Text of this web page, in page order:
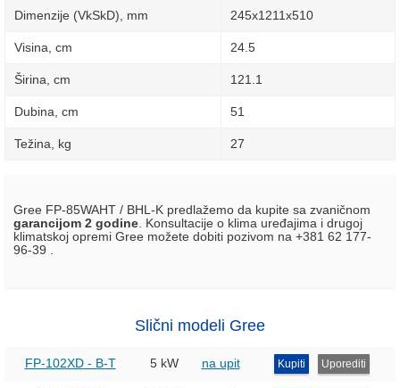
Dimenzije (VkSkD), mm 245x1211x510
Visina, сm 24.5
Širina, сm 121.1
Dubina, сm 51
Težina, kg 27
Gree FP-85WAHT / BHL-K predlažemo da kupite sa zvaničnom
garancijom 2 godine. Konsultacije o klima uređajima i drugoj
klimatskoj opremi Gree možete dobiti pozivom na +381 62 177-
96-39 .
Slični modeli Gree
FP-102XD - B-T 5 kW na upit Kupiti Uporediti